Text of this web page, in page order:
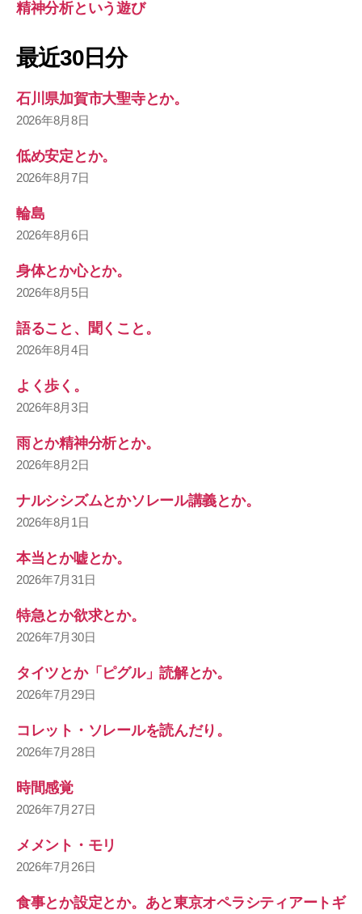
精神分析という遊び
最近30日分
石川県加賀市大聖寺とか。
2026年8月8日
低め安定とか。
2026年8月7日
輪島
2026年8月6日
身体とか心とか。
2026年8月5日
語ること、聞くこと。
2026年8月4日
よく歩く。
2026年8月3日
雨とか精神分析とか。
2026年8月2日
ナルシシズムとかソレール講義とか。
2026年8月1日
本当とか嘘とか。
2026年7月31日
特急とか欲求とか。
2026年7月30日
タイツとか「ピグル」読解とか。
2026年7月29日
コレット・ソレールを読んだり。
2026年7月28日
時間感覚
2026年7月27日
メメント・モリ
2026年7月26日
食事とか設定とか。あと東京オペラシティアートギ